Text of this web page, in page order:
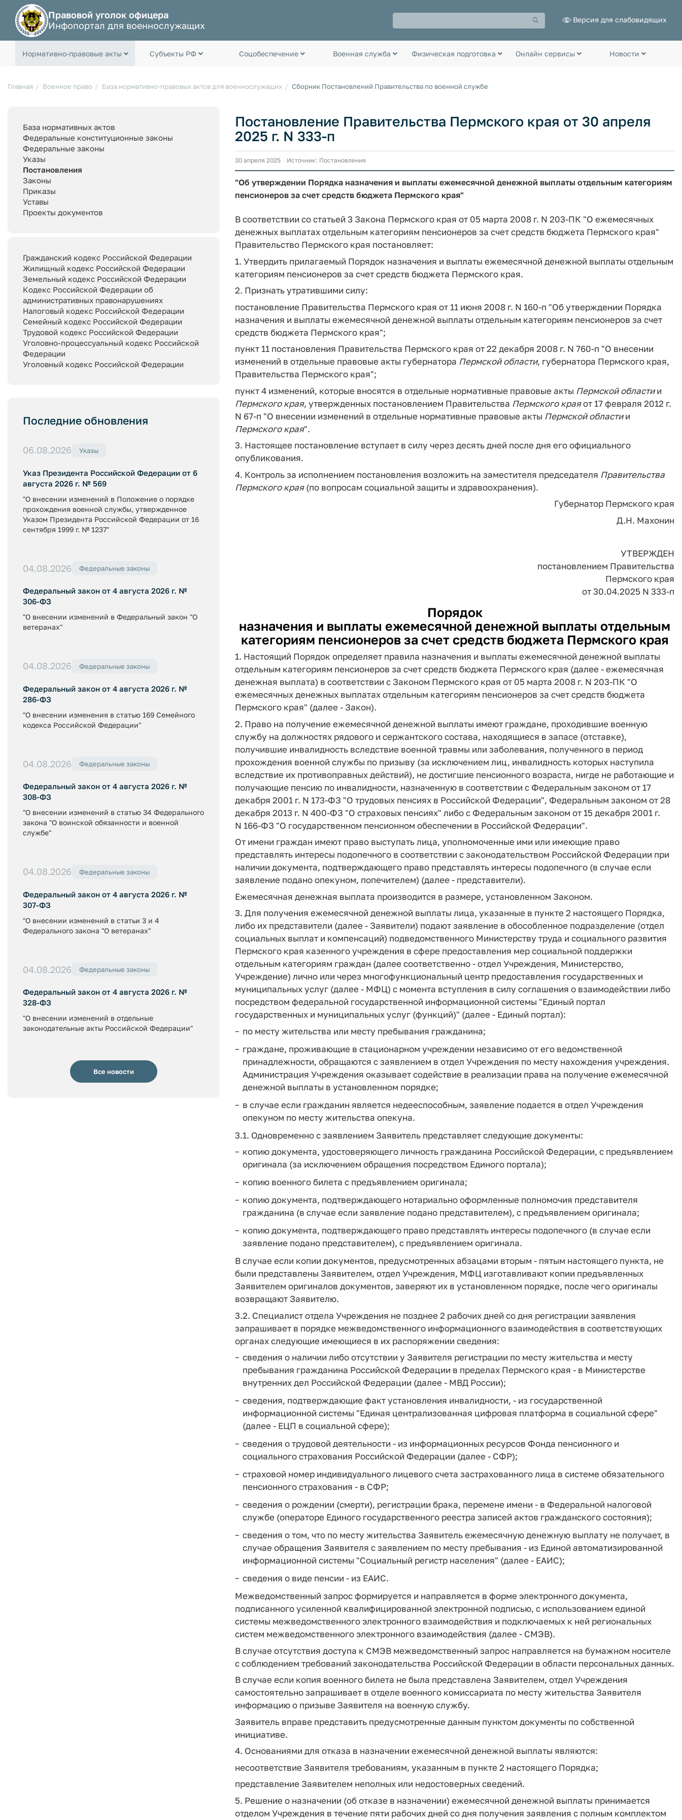
Правовой уголок офицера
Инфопортал для военнослужащих
Версия для слабовидящих
Нормативно-правовые акты Субъекты РФ Соцобеспечение Военная служба Физическая подготовка Онлайн сервисы Новости
Главная Военное право База нормативно-правовых актов для военнослужащих Сборник Постановлений Правительства по военной службе
База нормативных актов
Федеральные конституционные законы
Федеральные законы
Указы
Постановления
Законы
Приказы
Уставы
Проекты документов
Гражданский кодекс Российской Федерации
Жилищный кодекс Российской Федерации
Земельный кодекс Российской Федерации
Кодекс Российской Федерации об
административных правонарушениях
Налоговый кодекс Российской Федерации
Семейный кодекс Российской Федерации
Трудовой кодекс Российской Федерации
Уголовно-процессуальный кодекс Российской
Федерации
Уголовный кодекс Российской Федерации
Последние обновления
06.08.2026 Указы
Указ Президента Российской Федерации от 6
августа 2026 г. № 569
"О внесении изменений в Положение о порядке
прохождения военной службы, утвержденное
Указом Президента Российской Федерации от 16
сентября 1999 г. № 1237"
04.08.2026 Федеральные законы
Федеральный закон от 4 августа 2026 г. №
306-ФЗ
"О внесении изменений в Федеральный закон "О
ветеранах"
04.08.2026 Федеральные законы
Федеральный закон от 4 августа 2026 г. №
286-ФЗ
"О внесении изменения в статью 169 Семейного
кодекса Российской Федерации"
04.08.2026 Федеральные законы
Федеральный закон от 4 августа 2026 г. №
308-ФЗ
"О внесении изменений в статью 34 Федерального
закона "О воинской обязанности и военной
службе"
04.08.2026 Федеральные законы
Федеральный закон от 4 августа 2026 г. №
307-ФЗ
"О внесении изменений в статьи 3 и 4
Федерального закона "О ветеранах"
04.08.2026 Федеральные законы
Федеральный закон от 4 августа 2026 г. №
328-ФЗ
"О внесении изменений в отдельные
законодательные акты Российской Федерации"
Все новости
Постановление Правительства Пермского края от 30 апреля
2025 г. N 333-п
30 апреля 2025 Источник: Постановления
"Об утверждении Порядка назначения и выплаты ежемесячной денежной выплаты отдельным категориям
пенсионеров за счет средств бюджета Пермского края"
В соответствии со статьей 3 Закона Пермского края от 05 марта 2008 г. N 203-ПК "О ежемесячных
денежных выплатах отдельным категориям пенсионеров за счет средств бюджета Пермского края"
Правительство Пермского края постановляет:
1. Утвердить прилагаемый Порядок назначения и выплаты ежемесячной денежной выплаты отдельным
категориям пенсионеров за счет средств бюджета Пермского края.
2. Признать утратившими силу:
постановление Правительства Пермского края от 11 июня 2008 г. N 160-п "Об утверждении Порядка
назначения и выплаты ежемесячной денежной выплаты отдельным категориям пенсионеров за счет
средств бюджета Пермского края";
пункт 11 постановления Правительства Пермского края от 22 декабря 2008 г. N 760-п "О внесении
изменений в отдельные правовые акты губернатора Пермской области, губернатора Пермского края,
Правительства Пермского края";
пункт 4 изменений, которые вносятся в отдельные нормативные правовые акты Пермской областии
Пермского края, утвержденных постановлением Правительства Пермского краяот 17 февраля 2012 г.
N 67-п "О внесении изменений в отдельные нормативные правовые акты Пермской областии
Пермского края".
3. Настоящее постановление вступает в силу через десять дней после дня его официального
опубликования.
4. Контроль за исполнением постановления возложить на заместителя председателя Правительства
Пермского края(по вопросам социальной защиты и здравоохранения).
Губернатор Пермского края
Д.Н. Махонин
УТВЕРЖДЕН
постановлением Правительства
Пермского края
от 30.04.2025 N 333-п
Порядок
назначения и выплаты ежемесячной денежной выплаты отдельным
категориям пенсионеров за счет средств бюджета Пермского края
1. Настоящий Порядок определяет правила назначения и выплаты ежемесячной денежной выплаты
отдельным категориям пенсионеров за счет средств бюджета Пермского края (далее - ежемесячная
денежная выплата) в соответствии с Законом Пермского края от 05 марта 2008 г. N 203-ПК "О
ежемесячных денежных выплатах отдельным категориям пенсионеров за счет средств бюджета
Пермского края" (далее - Закон).
2. Право на получение ежемесячной денежной выплаты имеют граждане, проходившие военную
службу на должностях рядового и сержантского состава, находящиеся в запасе (отставке),
получившие инвалидность вследствие военной травмы или заболевания, полученного в период
прохождения военной службы по призыву (за исключением лиц, инвалидность которых наступила
вследствие их противоправных действий), не достигшие пенсионного возраста, нигде не работающие и
получающие пенсию по инвалидности, назначенную в соответствии с Федеральным законом от 17
декабря 2001 г. N 173-ФЗ "О трудовых пенсиях в Российской Федерации", Федеральным законом от 28
декабря 2013 г. N 400-ФЗ "О страховых пенсиях" либо с Федеральным законом от 15 декабря 2001 г.
N 166-ФЗ "О государственном пенсионном обеспечении в Российской Федерации".
От имени граждан имеют право выступать лица, уполномоченные ими или имеющие право
представлять интересы подопечного в соответствии с законодательством Российской Федерации при
наличии документа, подтверждающего право представлять интересы подопечного (в случае если
заявление подано опекуном, попечителем) (далее - представители).
Ежемесячная денежная выплата производится в размере, установленном Законом.
3. Для получения ежемесячной денежной выплаты лица, указанные в пункте 2 настоящего Порядка,
либо их представители (далее - Заявители) подают заявление в обособленное подразделение (отдел
социальных выплат и компенсаций) подведомственного Министерству труда и социального развития
Пермского края казенного учреждения в сфере предоставления мер социальной поддержки
отдельным категориям граждан (далее соответственно - отдел Учреждения, Министерство,
Учреждение) лично или через многофункциональный центр предоставления государственных и
муниципальных услуг (далее - МФЦ) с момента вступления в силу соглашения о взаимодействии либо
посредством федеральной государственной информационной системы "Единый портал
государственных и муниципальных услуг (функций)" (далее - Единый портал):
по месту жительства или месту пребывания гражданина;
граждане, проживающие в стационарном учреждении независимо от его ведомственной
принадлежности, обращаются с заявлением в отдел Учреждения по месту нахождения учреждения.
Администрация Учреждения оказывает содействие в реализации права на получение ежемесячной
денежной выплаты в установленном порядке;
в случае если гражданин является недееспособным, заявление подается в отдел Учреждения
опекуном по месту жительства опекуна.
3.1. Одновременно с заявлением Заявитель представляет следующие документы:
копию документа, удостоверяющего личность гражданина Российской Федерации, с предъявлением
оригинала (за исключением обращения посредством Единого портала);
копию военного билета с предъявлением оригинала;
копию документа, подтверждающего нотариально оформленные полномочия представителя
гражданина (в случае если заявление подано представителем), с предъявлением оригинала;
копию документа, подтверждающего право представлять интересы подопечного (в случае если
заявление подано представителем), с предъявлением оригинала.
В случае если копии документов, предусмотренных абзацами вторым - пятым настоящего пункта, не
были представлены Заявителем, отдел Учреждения, МФЦ изготавливают копии предъявленных
Заявителем оригиналов документов, заверяют их в установленном порядке, после чего оригиналы
возвращают Заявителю.
3.2. Специалист отдела Учреждения не позднее 2 рабочих дней со дня регистрации заявления
запрашивает в порядке межведомственного информационного взаимодействия в соответствующих
органах следующие имеющиеся в их распоряжении сведения:
сведения о наличии либо отсутствии у Заявителя регистрации по месту жительства и месту
пребывания гражданина Российской Федерации в пределах Пермского края - в Министерстве
внутренних дел Российской Федерации (далее - МВД России);
сведения, подтверждающие факт установления инвалидности, - из государственной
информационной системы "Единая централизованная цифровая платформа в социальной сфере"
(далее - ЕЦП в социальной сфере);
сведения о трудовой деятельности - из информационных ресурсов Фонда пенсионного и
социального страхования Российской Федерации (далее - СФР);
страховой номер индивидуального лицевого счета застрахованного лица в системе обязательного
пенсионного страхования - в СФР;
сведения о рождении (смерти), регистрации брака, перемене имени - в Федеральной налоговой
службе (операторе Единого государственного реестра записей актов гражданского состояния);
сведения о том, что по месту жительства Заявитель ежемесячную денежную выплату не получает, в
случае обращения Заявителя с заявлением по месту пребывания - из Единой автоматизированной
информационной системы "Социальный регистр населения" (далее - ЕАИС);
сведения о виде пенсии - из ЕАИС.
Межведомственный запрос формируется и направляется в форме электронного документа,
подписанного усиленной квалифицированной электронной подписью, с использованием единой
системы межведомственного электронного взаимодействия и подключаемых к ней региональных
систем межведомственного электронного взаимодействия (далее - СМЭВ).
В случае отсутствия доступа к СМЭВ межведомственный запрос направляется на бумажном носителе
с соблюдением требований законодательства Российской Федерации в области персональных данных.
В случае если копия военного билета не была представлена Заявителем, отдел Учреждения
самостоятельно запрашивает в отделе военного комиссариата по месту жительства Заявителя
информацию о призыве Заявителя на военную службу.
Заявитель вправе представить предусмотренные данным пунктом документы по собственной
инициативе.
4. Основаниями для отказа в назначении ежемесячной денежной выплаты являются:
несоответствие Заявителя требованиям, указанным в пункте 2 настоящего Порядка;
представление Заявителем неполных или недостоверных сведений.
5. Решение о назначении (об отказе в назначении) ежемесячной денежной выплаты принимается
отделом Учреждения в течение пяти рабочих дней со дня получения заявления с полным комплектом